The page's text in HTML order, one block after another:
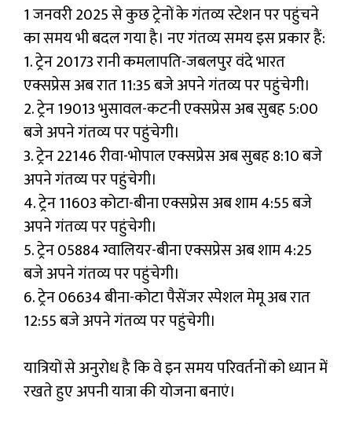
1 जनवरी 2025 से कुछ ट्रेनों के गंतव्य स्टेशन पर पहुंचने
का समय भी बदल गया है। नए गंतव्य समय इस प्रकार हैं:
1. ट्रेन 20173 रानी कमलापति-जबलपुर वंदे भारत
एक्सप्रेस अब रात 11:35 बजे अपने गंतव्य पर पहुंचेगी।
2. ट्रेन 19013 भुसावल-कटनी एक्सप्रेस अब सुबह 5:00
बजे अपने गंतव्य पर पहुंचेगी।
3. ट्रेन 22146 रीवा-भोपाल एक्सप्रेस अब सुबह 8:10 बजे
अपने गंतव्य पर पहुंचेगी।
4. ट्रेन 11603 कोटा-बीना एक्सप्रेस अब शाम 4:55 बजे
अपने गंतव्य पर पहुंचेगी।
5. ट्रेन 05884 ग्वालियर-बीना एक्सप्रेस अब शाम 4:25
बजे अपने गंतव्य पर पहुंचेगी।
6. ट्रेन 06634 बीना-कोटा पैसेंजर स्पेशल मेमू अब रात
12:55 बजे अपने गंतव्य पर पहुंचेगी।
यात्रियों से अनुरोध है कि वे इन समय परिवर्तनों को ध्यान में
रखते हुए अपनी यात्रा की योजना बनाएं।